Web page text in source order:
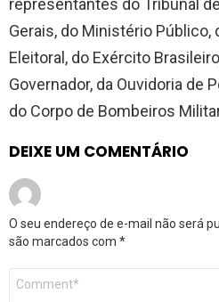
Gerais, do Ministério Público,
Eleitoral, do Exército
Governador, da Ouvidoria de
do Corpo de Bombeiros
DEIXE UM COMENTÁRIO
O seu endereço de e-mail não será
são marcados com *
Comentário